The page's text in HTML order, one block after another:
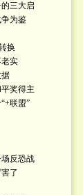
三大启
为鉴
换
实
奖得主
联盟”
反恐战
了